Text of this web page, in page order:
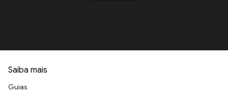
Saiba mais
Guias